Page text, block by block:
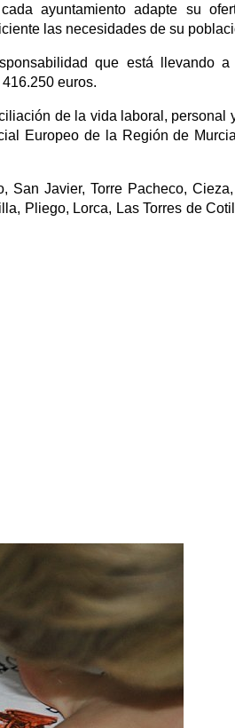
ayuntamiento adapte su
las necesidades de su
que está llevando
euros.
de la vida laboral, personal
Europeo de la Región de
Javier, Torre Pacheco, Cieza,
Pliego, Lorca, Las Torres de